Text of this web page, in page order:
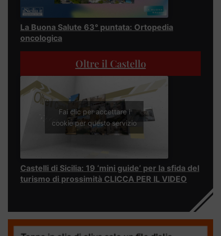
La Buona Salute 63° puntata: Ortopedia
oncologica
Oltre il Castello
Fai clic per accettare i
cookie per questo servizio
Castelli di Sicilia: 19 ‘mini guide’ per la sfida del
turismo di prossimità CLICCA PER IL VIDEO